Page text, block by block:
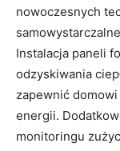
⁢nowoczesnych
Instalacja paneli
odzyskiwania
zapewnić
energii.
monitoringu